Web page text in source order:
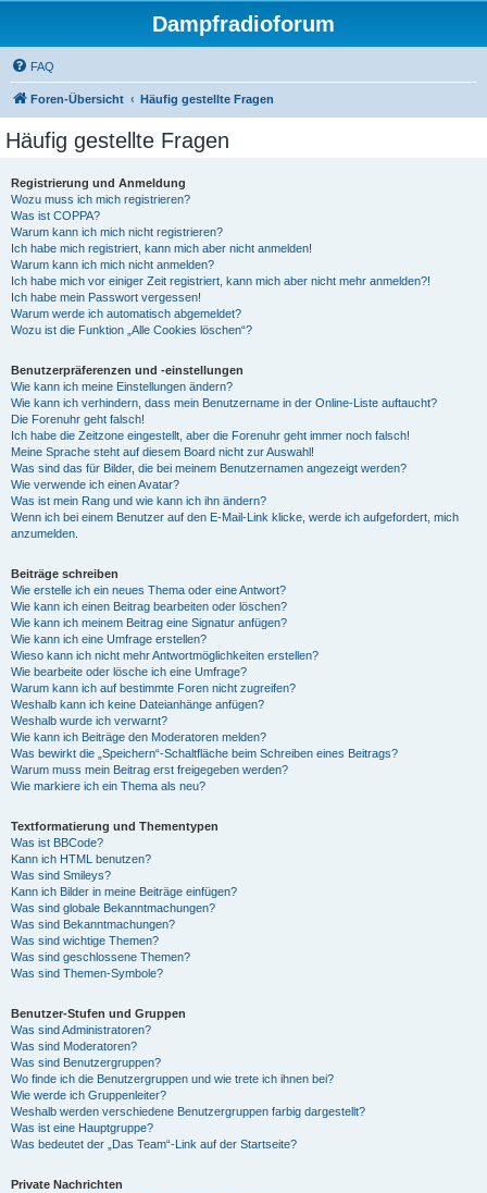
Dampfradioforum
FAQ
Foren-Übersicht Häufig gestellte Fragen
Häufig gestellte Fragen
Registrierung und Anmeldung
Wozu muss ich mich registrieren?
Was ist COPPA?
Warum kann ich mich nicht registrieren?
Ich habe mich registriert, kann mich aber nicht anmelden!
Warum kann ich mich nicht anmelden?
Ich habe mich vor einiger Zeit registriert, kann mich aber nicht mehr anmelden?!
Ich habe mein Passwort vergessen!
Warum werde ich automatisch abgemeldet?
Wozu ist die Funktion „Alle Cookies löschen“?
Benutzerpräferenzen und -einstellungen
Wie kann ich meine Einstellungen ändern?
Wie kann ich verhindern, dass mein Benutzername in der Online-Liste auftaucht?
Die Forenuhr geht falsch!
Ich habe die Zeitzone eingestellt, aber die Forenuhr geht immer noch falsch!
Meine Sprache steht auf diesem Board nicht zur Auswahl!
Was sind das für Bilder, die bei meinem Benutzernamen angezeigt werden?
Wie verwende ich einen Avatar?
Was ist mein Rang und wie kann ich ihn ändern?
Wenn ich bei einem Benutzer auf den E-Mail-Link klicke, werde ich aufgefordert, mich
anzumelden.
Beiträge schreiben
Wie erstelle ich ein neues Thema oder eine Antwort?
Wie kann ich einen Beitrag bearbeiten oder löschen?
Wie kann ich meinem Beitrag eine Signatur anfügen?
Wie kann ich eine Umfrage erstellen?
Wieso kann ich nicht mehr Antwortmöglichkeiten erstellen?
Wie bearbeite oder lösche ich eine Umfrage?
Warum kann ich auf bestimmte Foren nicht zugreifen?
Weshalb kann ich keine Dateianhänge anfügen?
Weshalb wurde ich verwarnt?
Wie kann ich Beiträge den Moderatoren melden?
Was bewirkt die „Speichern“-Schaltfläche beim Schreiben eines Beitrags?
Warum muss mein Beitrag erst freigegeben werden?
Wie markiere ich ein Thema als neu?
Textformatierung und Thementypen
Was ist BBCode?
Kann ich HTML benutzen?
Was sind Smileys?
Kann ich Bilder in meine Beiträge einfügen?
Was sind globale Bekanntmachungen?
Was sind Bekanntmachungen?
Was sind wichtige Themen?
Was sind geschlossene Themen?
Was sind Themen-Symbole?
Benutzer-Stufen und Gruppen
Was sind Administratoren?
Was sind Moderatoren?
Was sind Benutzergruppen?
Wo finde ich die Benutzergruppen und wie trete ich ihnen bei?
Wie werde ich Gruppenleiter?
Weshalb werden verschiedene Benutzergruppen farbig dargestellt?
Was ist eine Hauptgruppe?
Was bedeutet der „Das Team“-Link auf der Startseite?
Private Nachrichten